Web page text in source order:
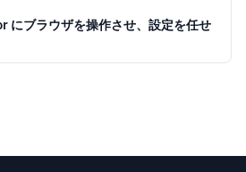
にブラウザを操作させ、設定を任せ